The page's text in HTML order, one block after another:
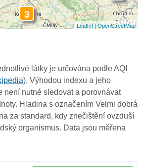
3
Leaflet | OpenStreetMap
látky je určována podle AQI
). Výhodou indexu a jeho
není nutné sledovat a porovnávat
Hladina s označením Velmi dobrá
za standard, kdy znečištění ovzduší
organismus. Data jsou měřena